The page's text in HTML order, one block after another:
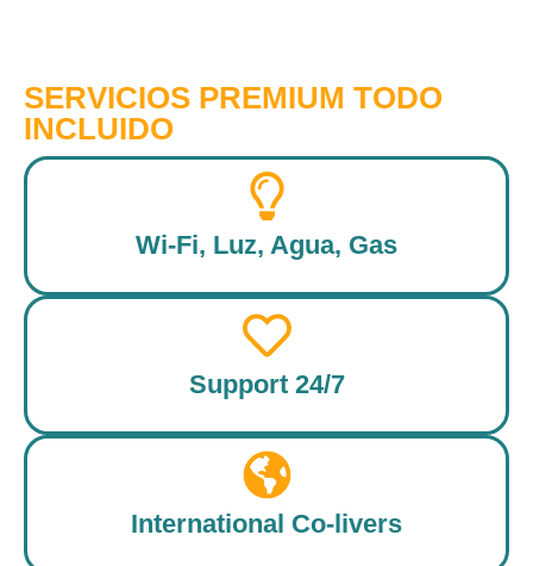
SERVICIOS PREMIUM TODO
INCLUIDO
Wi-Fi, Luz, Agua, Gas
Support 24/7
International Co-livers